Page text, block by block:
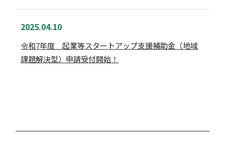
2025.04.10
令和7年度 起業等スタートアップ支援補助金（地域
課題解決型）申請受付開始！